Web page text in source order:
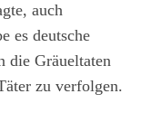
auch
es deutsche
die Gräueltaten
zu verfolgen.